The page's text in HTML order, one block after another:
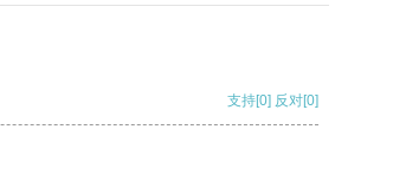
支持[0] 反对[0]